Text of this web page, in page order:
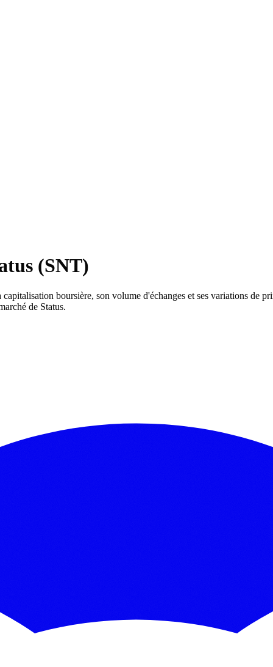
(SNT)
boursière, son volume d'échanges et ses variations de
de Status.